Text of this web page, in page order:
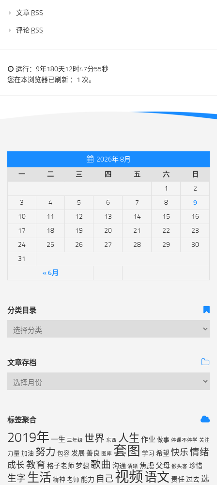
文章 RSS
评论 RSS
运行：9年180天12时47分56秒
您在本浏览器已刷新 ：1 次。
2026年 8月
一
二 三 四 五 六 日
« 6月
1
2
3
4 5 6 7 8
9
10
11 12 13 14 15
16
17
18 19 20 21 22
23
24
25 26 27 28 29
30
31
分类目录
文章存档
标签聚合
2019年 一生 三年级 世界 东西 人生 作业 做事 停课不停学 关注
力量 加油 努力 包容 发展善良 图库 套图 学习 希望 快乐情绪
成长教育 格子老师梦想 歌曲 沟通 清晰 焦虑 父母 猴头客 珍惜
生字 生活 精神 老师 能力 自己 视频语文 责任过去 选